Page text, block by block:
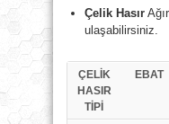
Çelik Hasır
ulaşabilirsiniz.
ÇELİK
HASIR
TİPİ
EBAT